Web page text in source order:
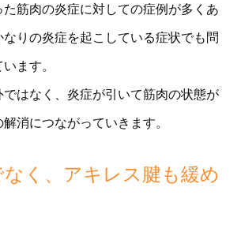
筋肉の炎症に対しての症例が多くあ
なりの炎症を起こしている症状でも問
ます。
ではなく、炎症が引いて筋肉の状態が
消につながっていきます。
く、アキレス腱も緩め